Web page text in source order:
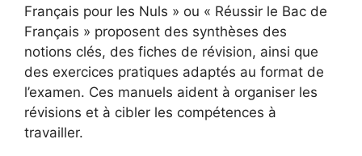
Français pour les Nuls » ou « Réussir le Bac de
Français » proposent des synthèses des
notions clés, des fiches de révision, ainsi que
des exercices pratiques adaptés au format de
l’examen. Ces manuels aident à organiser les
révisions et à cibler les compétences à
travailler.